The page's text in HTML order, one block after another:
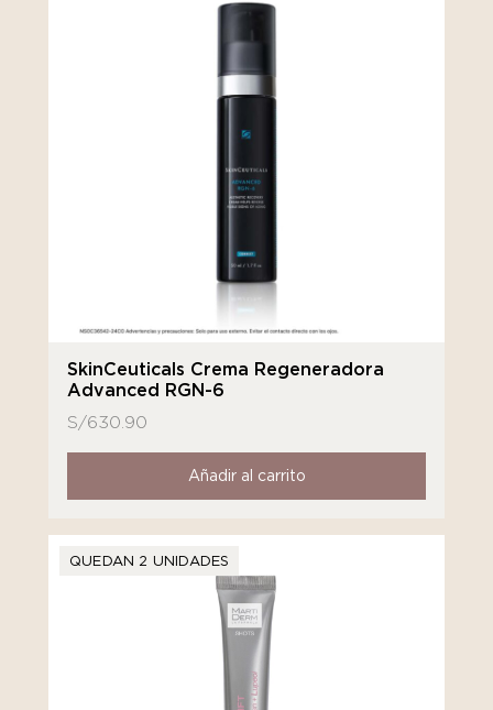
SkinCeuticals Crema Regeneradora
Advanced RGN-6
S/630.90
Añadir al carrito
QUEDAN 2 UNIDADES